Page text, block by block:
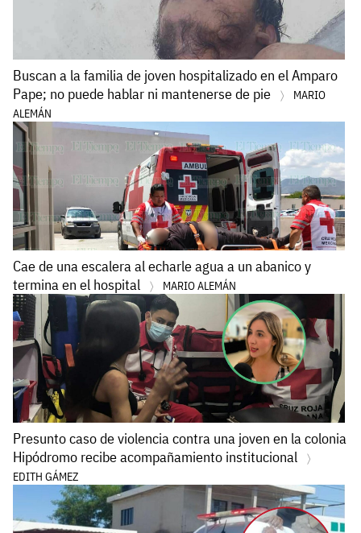
Buscan a la familia de joven hospitalizado en el Amparo
Pape; no puede hablar ni mantenerse de pie
MARIO
ALEMÁN
Cae de una escalera al echarle agua a un abanico y
termina en el hospital
MARIO ALEMÁN
Presunto caso de violencia contra una joven en la colonia
Hipódromo recibe acompañamiento institucional
EDITH GÁMEZ